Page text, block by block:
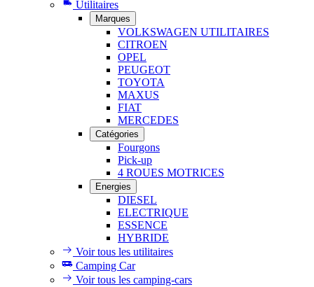
Utilitaires
Marques
VOLKSWAGEN UTILITAIRES
CITROEN
OPEL
PEUGEOT
TOYOTA
MAXUS
FIAT
MERCEDES
Catégories
Fourgons
Pick-up
4 ROUES MOTRICES
Energies
DIESEL
ELECTRIQUE
ESSENCE
HYBRIDE
Voir tous les utilitaires
Camping Car
Voir tous les camping-cars